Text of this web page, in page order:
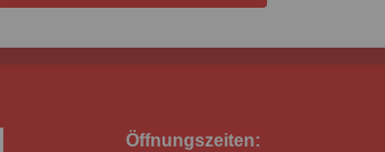
Öffnungszeiten: